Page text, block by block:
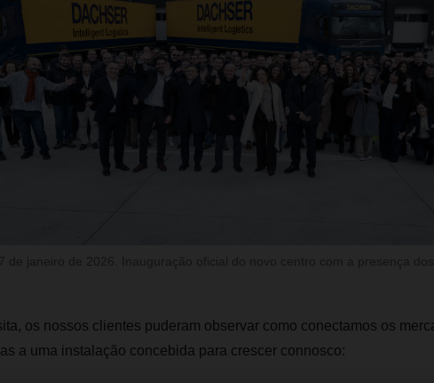
os nossos clientes puderam observar como conectamos os
a uma instalação concebida para crescer connosco: